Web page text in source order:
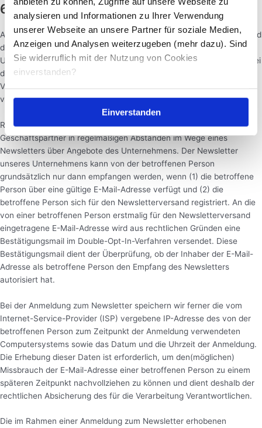
analysieren und Informationen zu Ihrer Verwendung
unserer Webseite an unsere Partner für soziale Medien,
Anzeigen und Analysen weiterzugeben (mehr dazu). Sind
Sie widerruflich mit der Nutzung von Cookies
einverstanden?
Einverstanden
6. Abonnement unseres Newsletters
Auf der Internetseite von Running & Health – Schmidt Consulting wird
den Benutzern die Möglichkeit eingeräumt, den Newsletter unseres
Unternehmens zu abonnieren. Welche personenbezogenen Daten bei
der Bestellung des Newsletters an den für die Verarbeitung
Verantwortlichen übermittelt werden, ergibt sich aus der hierzu
verwendeten Eingabemaske.
Running & Health – Schmidt Consulting informiert ihre Kunden und
Geschäftspartner in regelmäßigen Abständen im Wege eines
Newsletters über Angebote des Unternehmens. Der Newsletter
unseres Unternehmens kann von der betroffenen Person
grundsätzlich nur dann empfangen werden, wenn (1) die betroffene
Person über eine gültige E-Mail-Adresse verfügt und (2) die
betroffene Person sich für den Newsletterversand registriert. An die
von einer betroffenen Person erstmalig für den Newsletterversand
eingetragene E-Mail-Adresse wird aus rechtlichen Gründen eine
Bestätigungsmail im Double-Opt-In-Verfahren versendet. Diese
Bestätigungsmail dient der Überprüfung, ob der Inhaber der E-Mail-
Adresse als betroffene Person den Empfang des Newsletters
autorisiert hat.
Bei der Anmeldung zum Newsletter speichern wir ferner die vom
Internet-Service-Provider (ISP) vergebene IP-Adresse des von der
betroffenen Person zum Zeitpunkt der Anmeldung verwendeten
Computersystems sowie das Datum und die Uhrzeit der Anmeldung.
Die Erhebung dieser Daten ist erforderlich, um den(möglichen)
Missbrauch der E-Mail-Adresse einer betroffenen Person zu einem
späteren Zeitpunkt nachvollziehen zu können und dient deshalb der
rechtlichen Absicherung des für die Verarbeitung Verantwortlichen.
Die im Rahmen einer Anmeldung zum Newsletter erhobenen